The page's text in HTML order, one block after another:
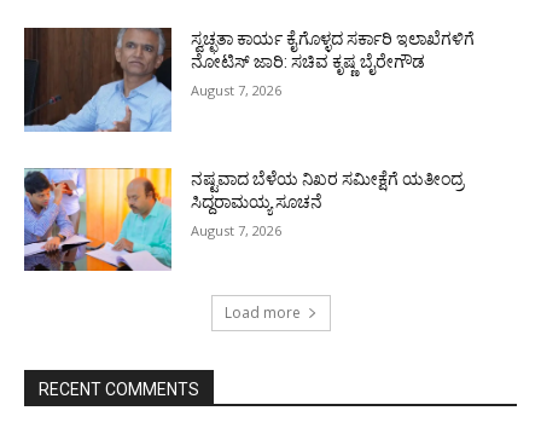
ಸ್ವಚ್ಛತಾ ಕಾರ್ಯ ಕೈಗೊಳ್ಳದ ಸರ್ಕಾರಿ ಇಲಾಖೆಗಳಿಗೆ
ನೋಟಿಸ್ ಜಾರಿ: ಸಚಿವ ಕೃಷ್ಣ ಬೈರೇಗೌಡ
August 7, 2026
ನಷ್ಟವಾದ ಬೆಳೆಯ ನಿಖರ ಸಮೀಕ್ಷೆಗೆ ಯತೀಂದ್ರ
ಸಿದ್ದರಾಮಯ್ಯ ಸೂಚನೆ
August 7, 2026
Load more
RECENT COMMENTS